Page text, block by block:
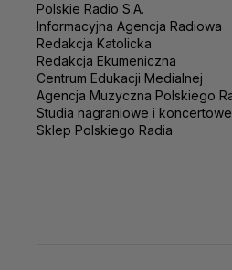
Polskie Radio S.A.
Informacyjna Agencja Radiowa
Redakcja Katolicka
Redakcja Ekumeniczna
Centrum Edukacji Medialnej
Agencja Muzyczna Polskiego
Studia nagraniowe i koncertowe
Sklep Polskiego Radia